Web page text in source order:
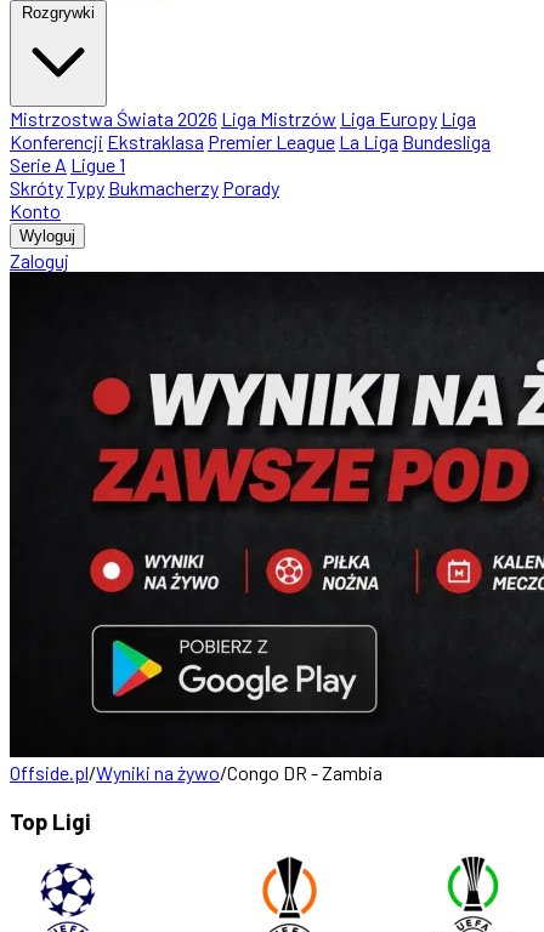
Rozgrywki
Mistrzostwa Świata 2026 Liga Mistrzów Liga Europy Liga
Konferencji Ekstraklasa Premier League La Liga Bundesliga
Serie A Ligue 1
SkrótyTypy Bukmacherzy Porady
Konto
Wyloguj
Zaloguj
Offside.pl/Wyniki na żywo/Congo DR - Zambia
Top Ligi